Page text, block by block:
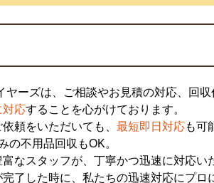
ヤーズは、ご相談やお見積の対応、回
対応することを心がけております。
頼をいただいても、 最短即日対応も可
の不用品回収もOK。
なスタッフが、丁寧かつ迅速に対応い
完了した時に、私たちの迅速対応にプロ